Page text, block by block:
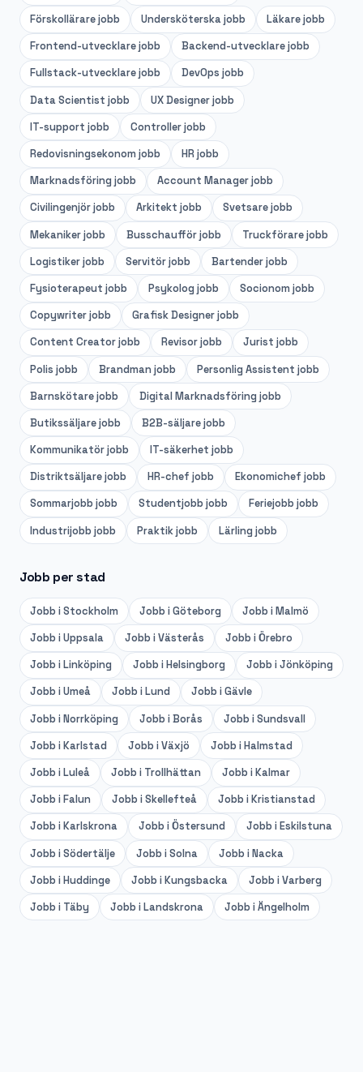
Förskollärarejobb Undersköterskajobb Läkarejobb
Frontend-utvecklarejobb Backend-utvecklarejobb
Fullstack-utvecklarejobb DevOps jobb
Data Scientist jobb UX Designerjobb
IT-support jobb Controllerjobb
Redovisningsekonom jobb HR jobb
Marknadsföring jobb Account Managerjobb
Civilingenjörjobb Arkitekt jobb Svetsarejobb
Mekanikerjobb Busschaufförjobb Truckförarejobb
Logistikerjobb Servitörjobb Bartenderjobb
Fysioterapeut jobb Psykolog jobb Socionom jobb
Copywriterjobb Grafisk Designerjobb
Content Creatorjobb Revisorjobb Jurist jobb
Polis jobb Brandman jobb Personlig Assistent jobb
Barnskötarejobb Digital Marknadsföring jobb
Butikssäljarejobb B2B-säljarejobb
Kommunikatörjobb IT-säkerhet jobb
Distriktsäljarejobb HR-chef jobb Ekonomichef jobb
Sommarjobb jobb Studentjobb jobb Feriejobb jobb
Industrijobb jobb Praktikjobb Lärling jobb
Jobb per stad
Jobb iStockholm Jobb iGöteborg Jobb iMalmö
Jobb iUppsala Jobb iVästerås Jobb iÖrebro
Jobb iLinköping Jobb iHelsingborg Jobb iJönköping
Jobb iUmeå Jobb iLund Jobb iGävle
Jobb iNorrköping Jobb iBorås Jobb iSundsvall
Jobb iKarlstad Jobb iVäxjö Jobb iHalmstad
Jobb iLuleå Jobb i Trollhättan Jobb iKalmar
Jobb iFalun Jobb iSkellefteå Jobb iKristianstad
Jobb iKarlskrona Jobb iÖstersund Jobb iEskilstuna
Jobb iSödertälje Jobb iSolna Jobb iNacka
Jobb iHuddinge Jobb iKungsbacka Jobb iVarberg
Jobb i Täby Jobb iLandskrona Jobb iÄngelholm